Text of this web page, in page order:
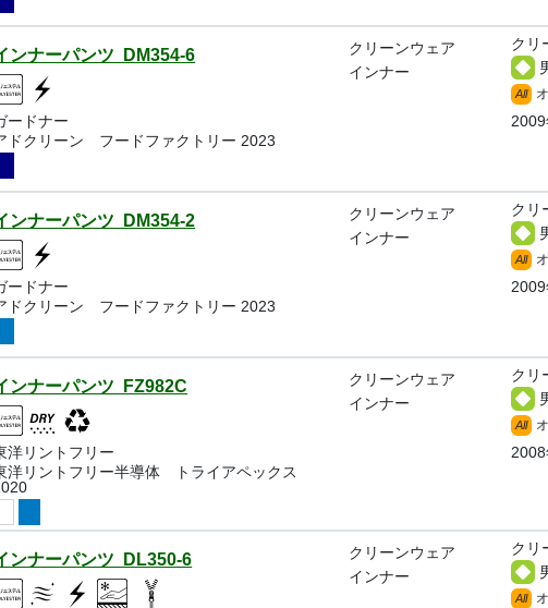
ンナーパンツ DM354-6
ードナー
ドクリーン フードファクトリー 2023
クリーンウェア
インナー
クリ
All
ンナーパンツ DM354-2
ードナー
ドクリーン フードファクトリー 2023
クリーンウェア
インナー
クリ
All
ンナーパンツ FZ982C
洋リントフリー
洋リントフリー半導体 トライアペックス
クリーンウェア
インナー
クリ
All
ンナーパンツ DL350-6
クリーンウェア
インナー
クリ
All